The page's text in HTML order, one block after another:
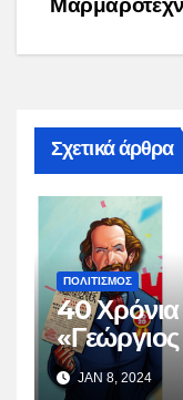
Σχετικά άρθρα
ΠΟΛΙΤΙΣΜΟΣ
40 Χρόνια
JAN 8, 2024